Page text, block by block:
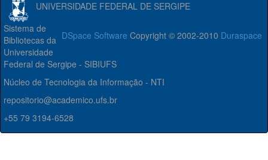
UNIVERSIDADE FEDERAL DE SERGIPE
DSpace Software Copyright © 2002-2010 Duraspace
Sistema de
Bibliotecas da
Universidade
Federal de Sergipe - SIBIUFS
Núcleo de Tecnologia da Informação - NTI
repositorio@academico.ufs.br
+55 79 3194-6528